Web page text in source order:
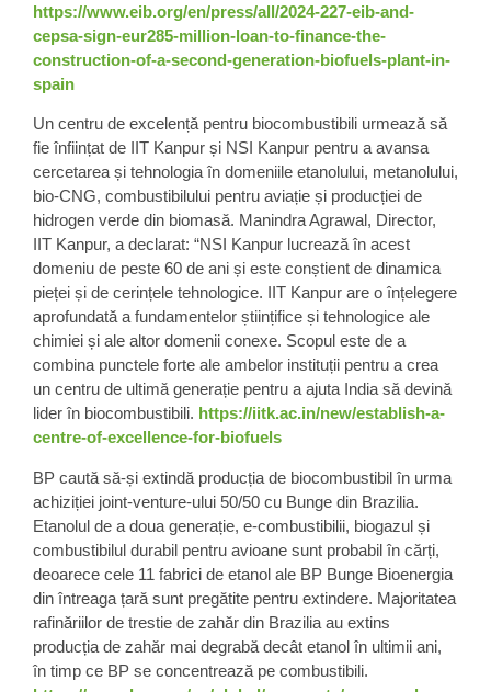
https://www.eib.org/en/press/all/2024-227-eib-and-
cepsa-sign-eur285-million-loan-to-finance-the-
construction-of-a-second-generation-biofuels-plant-in-
spain
Un centru de excelență pentru biocombustibili urmează să
fie înființat de IIT Kanpur și NSI Kanpur pentru a avansa
cercetarea și tehnologia în domeniile etanolului, metanolului,
bio-CNG, combustibilului pentru aviație și producției de
hidrogen verde din biomasă. Manindra Agrawal, Director,
IIT Kanpur, a declarat: “NSI Kanpur lucrează în acest
domeniu de peste 60 de ani și este conștient de dinamica
pieței și de cerințele tehnologice. IIT Kanpur are o înțelegere
aprofundată a fundamentelor științifice și tehnologice ale
chimiei și ale altor domenii conexe. Scopul este de a
combina punctele forte ale ambelor instituții pentru a crea
un centru de ultimă generație pentru a ajuta India să devină
lider în biocombustibili. https://iitk.ac.in/new/establish-a-
centre-of-excellence-for-biofuels
BP caută să-și extindă producția de biocombustibil în urma
achiziției joint-venture-ului 50/50 cu Bunge din Brazilia.
Etanolul de a doua generație, e-combustibilii, biogazul și
combustibilul durabil pentru avioane sunt probabil în cărți,
deoarece cele 11 fabrici de etanol ale BP Bunge Bioenergia
din întreaga țară sunt pregătite pentru extindere. Majoritatea
rafinăriilor de trestie de zahăr din Brazilia au extins
producția de zahăr mai degrabă decât etanol în ultimii ani,
în timp ce BP se concentrează pe combustibili.